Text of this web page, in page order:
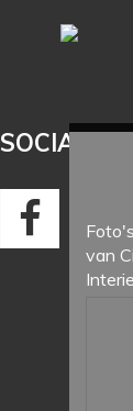
SOCIAL
van